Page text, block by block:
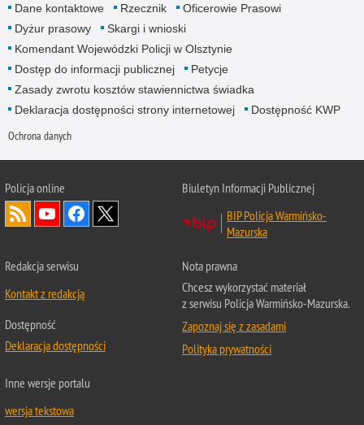
Dane kontaktowe Rzecznik
Oficerowie Prasowi
Dyżur prasowy
Skargi i wnioski
Komendant Wojewódzki Policji w Olsztynie
Dostęp do informacji publicznej
Petycje
Zasady zwrotu kosztów stawiennictwa świadka
Deklaracja dostępności strony internetowej
Dostępność KWP
Ochrona danych
Policja online
Biuletyn Informacji Publicznej
BIP Policja Warmińsko-
Mazurska
Redakcja serwisu
Kontakt z redakcją
Dostępność
Deklaracja dostępności
Nota prawna
Chcesz wykorzystać materiał
z serwisu Policja Warmińsko-Mazurska.
Zapoznaj się z zasadami
Polityka prywatności
Inne wersje portalu
wersja tekstowa